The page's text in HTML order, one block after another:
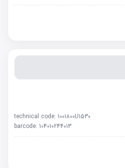
technical code: 1001800U1530
barcode: 104010244013